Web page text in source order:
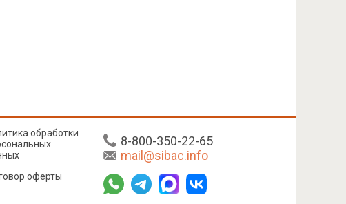
8-800-350-22-65
mail@sibac.info
обработки
оферты